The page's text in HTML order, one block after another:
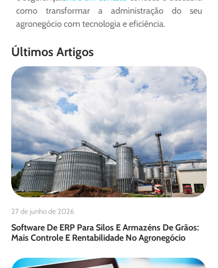
como transformar a administração do seu
agronegócio com tecnologia e eficiência.
Últimos Artigos
27 de junho de 2026
Software De ERP Para Silos E Armazéns De Grãos:
Mais Controle E Rentabilidade No Agronegócio